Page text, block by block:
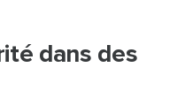
dans des